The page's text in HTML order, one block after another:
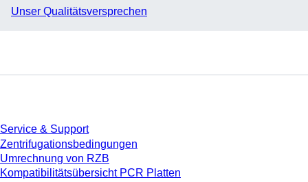
Unser Qualitätsversprechen
Service & Support
Zentrifugationsbedingungen
Umrechnung von RZB
Kompatibilitätsübersicht PCR Platten